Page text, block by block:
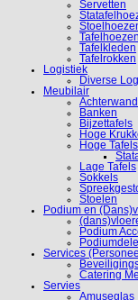
Servetten
Tafelhoezen
Tafelkleden
Tafelrokken
Logistiek
Diverse
Meubilair
Achterwand
Banken
Bijzettafels
Hoge
Hoge Tafels
Lage Tafels
Sokkels
Stoelen
Podium en
Podium
Services
Catering
Servies
Amuseglas